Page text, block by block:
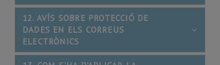
12. AVÍS SOBRE PROTECCIÓ DE
DADES EN ELS CORREUS
ELECTRÒNICS